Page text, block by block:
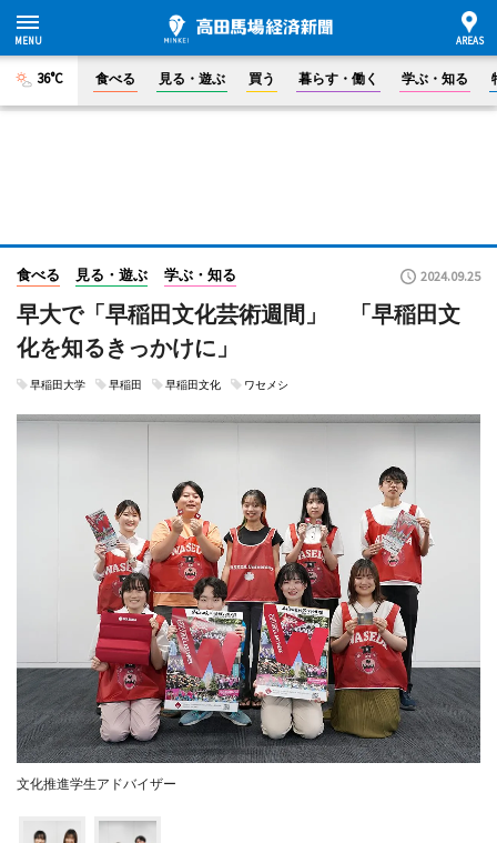
36°C 食べる 見る・遊ぶ 買う 暮らす・働く 学ぶ・知る
食べる 見る・遊ぶ 学ぶ・知る 2024.09.25
早大で「早稲田文化芸術週間」 「早稲田文
化を知るきっかけに」
早稲田大学 早稲田 早稲田文化 ワセメシ
文化推進学生アドバイザー